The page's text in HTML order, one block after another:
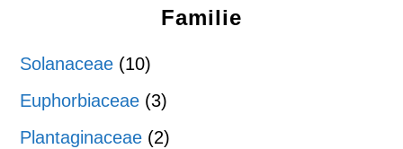
Familie
Solanaceae (10)
Euphorbiaceae (3)
Plantaginaceae (2)